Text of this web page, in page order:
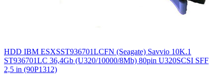
HDD IBM ESXSST936701LCFN (Seagate) Savvio 10K.1
ST936701LC 36,4Gb (U320/10000/8Mb) 80pin U320SCSI SFF
2,5 in (90P1312)